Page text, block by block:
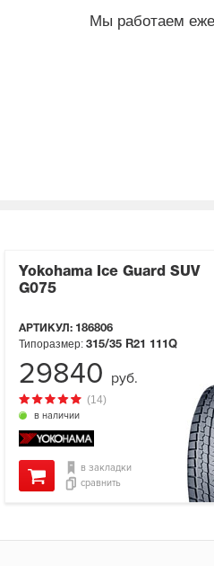
Мы работаем
Yokohama Ice Guard SUV
G075
АРТИКУЛ: 186806
в наличии
(14)
Типоразмер: 315/35 R21 111Q
в закладки
сравнить
29840 руб.